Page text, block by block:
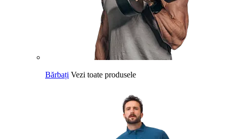
Bărbați Vezi toate produsele